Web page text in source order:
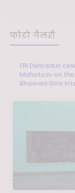
फोटो गैलरी
FRI Dehradun
Mahotsav on the
Bhawani Girls